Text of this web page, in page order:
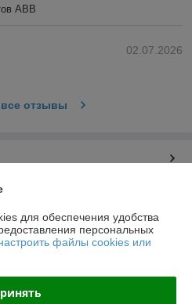
ABB
02.07.2026
все отзывы
для обеспечения удобства
персональных
файлы cookies или